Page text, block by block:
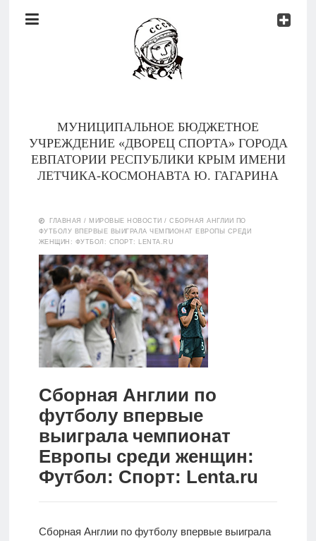
Документы
МУНИЦИПАЛЬНОЕ БЮДЖЕТНОЕ
УЧРЕЖДЕНИЕ «ДВОРЕЦ СПОРТА» ГОРОДА
ЕВПАТОРИИ РЕСПУБЛИКИ КРЫМ ИМЕНИ
ЛЕТЧИКА-КОСМОНАВТА Ю. ГАГАРИНА
Тренеры
Документы
Контакты
Новости
Родителям
О
нас
Версия для
слабовидящих
ГЛАВНАЯ / МИРОВЫЕ НОВОСТИ /СБОРНАЯ АНГЛИИ ПО
ФУТБОЛУ ВПЕРВЫЕ ВЫИГРАЛА ЧЕМПИОНАТ ЕВРОПЫ СРЕДИ
ЖЕНЩИН: ФУТБОЛ: СПОРТ: LENTA.RU
Сборная Англии по
футболу впервые
выиграла чемпионат
Европы среди женщин:
Футбол: Спорт: Lenta.ru
Сборная Англии по футболу впервые выиграла